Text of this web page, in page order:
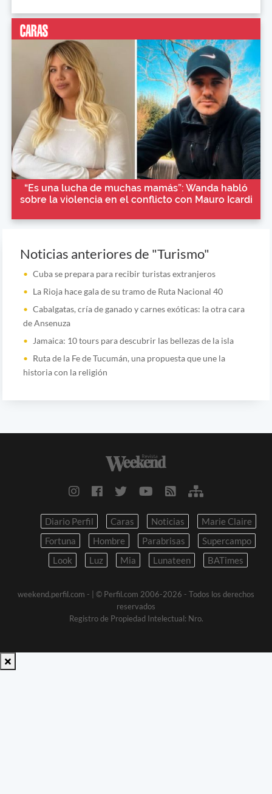
“Es una lucha de muchas mamás”: Wanda habló
sobre la violencia en el conflicto con Mauro Icardi
Noticias anteriores de "Turismo"
Cuba se prepara para recibir turistas extranjeros
La Rioja hace gala de su tramo de Ruta Nacional 40
Cabalgatas, cría de ganado y carnes exóticas: la otra cara
de Ansenuza
Jamaica: 10 tours para descubrir las bellezas de la isla
Ruta de la Fe de Tucumán, una propuesta que une la
historia con la religión
Diario Perfil Caras Noticias
Marie Claire
Fortuna
Hombre Parabrisas
Supercampo
Look
Luz Mia Lunateen BATimes
weekend.perfil.com - | © Perfil.com 2006-2026 - Todos los derechos
reservados
Registro de Propiedad Intelectual: Nro.